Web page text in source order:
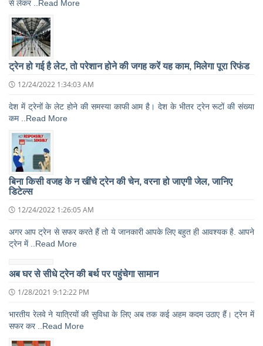
से लेकर ..Read More
ट्रेन हो गई है लेट, तो परेशान होने की जगह करें यह काम, मिलेगा पूरा रिफंड
12/24/2022 1:34:03 AM
देश में ट्रेनों के लेट होने की समस्या काफी आम है। देश के भीतर ट्रेन रूटों की संख्या
कम ..Read More
बिना किसी वजह के न खींचे ट्रेन की चेन, वरना हो जाएगी जेल, जानिए
डिटेल्स
12/24/2022 1:26:05 AM
अगर आप ट्रेन से सफर करते हैं तो ये जानकारी आपके लिए बहुत ही आवश्यक है. आपने
ट्रेन में ..Read More
अब घर से सीधे ट्रेन की बर्थ पर पहुंचेगा सामान
1/28/2021 9:12:22 PM
भारतीय रेलवे ने यात्रियों की सुविधा के लिए अब तक कई अहम कदम उठाए हैं। ट्रेन में
सफर कर ..Read More